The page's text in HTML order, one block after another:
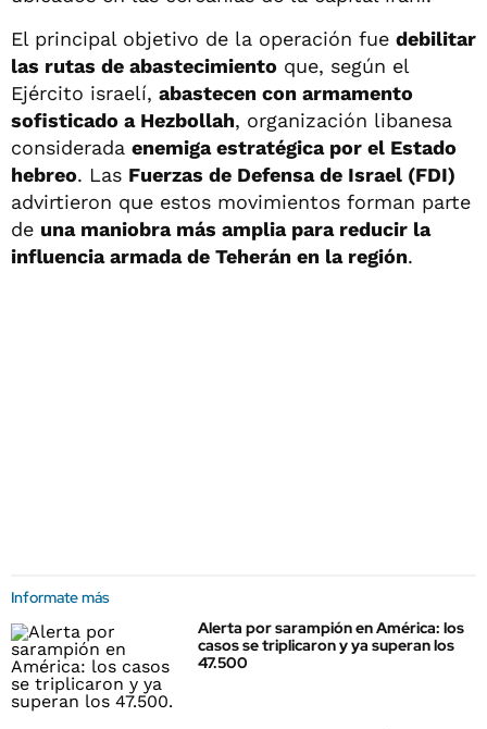
El principal objetivo de la operación fue debilitar
las rutas de abastecimiento que, según el
Ejército israelí, abastecen con armamento
sofisticado a Hezbollah, organización libanesa
considerada enemiga estratégica por el Estado
hebreo. Las Fuerzas de Defensa de Israel (FDI)
advirtieron que estos movimientos forman parte
de una maniobra más amplia para reducir la
influencia armada de Teherán en la región.
Informate más
Alerta por sarampión en América: los
casos se triplicaron y ya superan los
47.500